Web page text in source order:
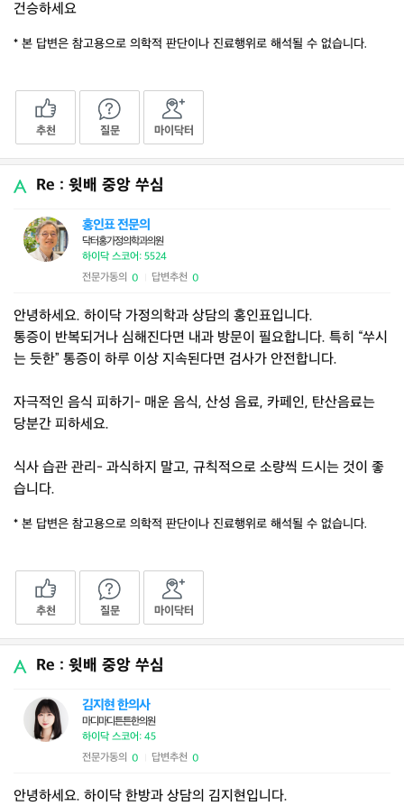
건승하세요
* 본 답변은 참고용으로 의학적 판단이나 진료행위로 해석될 수 없습니다.
추천 질문 마이닥터
Re : 윗배 중앙 쑤심
홍인표 전문의
닥터홍가정의학과의원
하이닥 스코어: 5524
전문가동의 0 답변추천 0
안녕하세요. 하이닥 가정의학과 상담의 홍인표입니다.
통증이 반복되거나 심해진다면 내과 방문이 필요합니다. 특히 “쑤시
는 듯한” 통증이 하루 이상 지속된다면 검사가 안전합니다.
자극적인 음식 피하기- 매운 음식, 산성 음료, 카페인, 탄산음료는
당분간 피하세요.
식사 습관 관리- 과식하지 말고, 규칙적으로 소량씩 드시는 것이 좋
습니다.
* 본 답변은 참고용으로 의학적 판단이나 진료행위로 해석될 수 없습니다.
추천 질문 마이닥터
Re : 윗배 중앙 쑤심
김지현 한의사
마디마디튼튼한의원
하이닥 스코어: 45
전문가동의 0 답변추천 0
안녕하세요. 하이닥 한방과 상담의 김지현입니다.